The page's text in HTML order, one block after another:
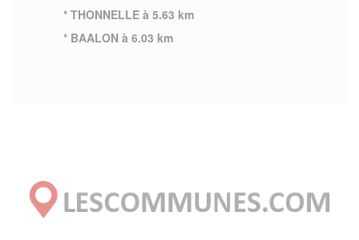
* THONNELLE à 5.63 km
* BAALON à 6.03 km